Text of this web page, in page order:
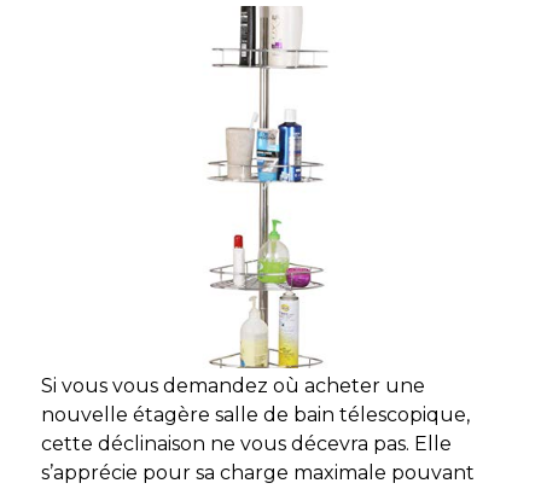
Si vous vous demandez où acheter une
nouvelle étagère salle de bain télescopique,
cette déclinaison ne vous décevra pas. Elle
s’apprécie pour sa charge maximale pouvant